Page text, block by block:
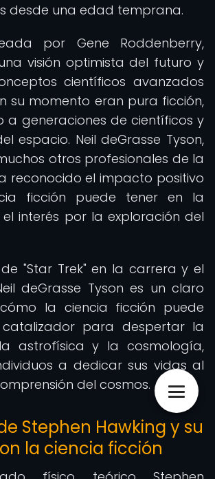
desde una edad temprana.
por Gene Roddenberry,
visión optimista del futuro y
científicos avanzados
su momento eran pura ficción,
a generaciones de científicos y
espacio. Neil deGrasse Tyson,
otros profesionales de la
reconocido el impacto positivo
ficción puede tener en la
interés por la exploración del
"Star Trek" en la carrera y el
deGrasse Tyson es un claro
la ciencia ficción puede
para despertar la
astrofísica y la cosmología,
a dedicar sus vidas al
del cosmos.
Stephen Hawking y su
la ciencia ficción